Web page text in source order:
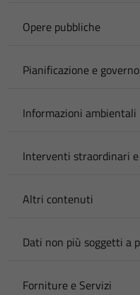
Opere pubbliche
Pianificazione e
Informazioni ambientali
Interventi straordinari
Altri contenuti
Dati non più soggetti a
Forniture e Servizi